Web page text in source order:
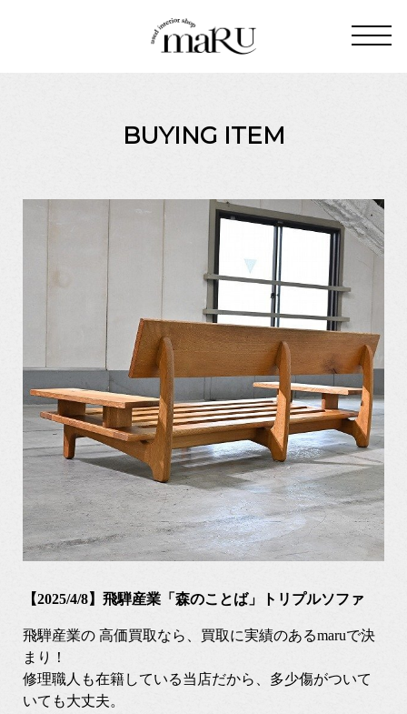
BUYING ITEM
【2025/4/8】飛騨産業「森のことば」トリプルソファ
飛騨産業の 高価買取なら、買取に実績のあるmaruで決
まり！
修理職人も在籍している当店だから、多少傷がついて
いても大丈夫。